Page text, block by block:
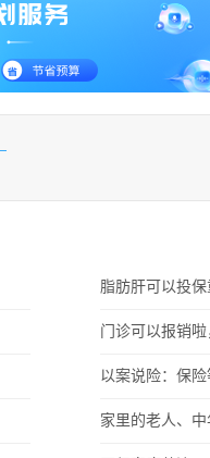
脂肪肝可以投
门诊可以报销
以案说险：保险
家里的老人、中